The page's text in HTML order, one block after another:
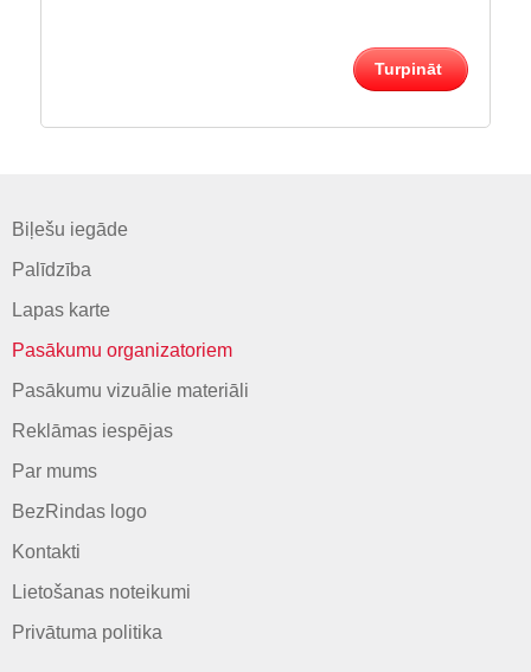
Turpināt
Biļešu iegāde
Palīdzība
Lapas karte
Pasākumu organizatoriem
Pasākumu vizuālie materiāli
Reklāmas iespējas
Par mums
BezRindas logo
Kontakti
Lietošanas noteikumi
Privātuma politika